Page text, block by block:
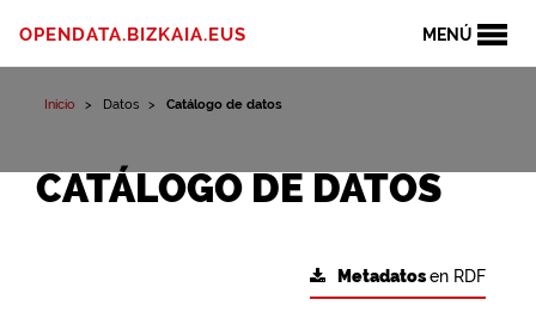
MENÚ
OPENDATA.BIZKAIA.EUS
Inicio Datos Catálogo de datos
CATÁLOGO DE DATOS
Metadatosen RDF